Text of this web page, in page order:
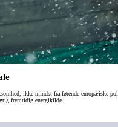
ikke mindst fra førende europæiske
fremtidig energikilde.